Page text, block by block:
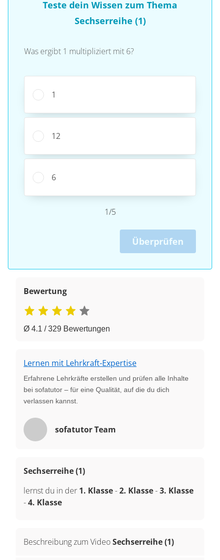
Teste dein Wissen zum Thema
Sechserreihe (1)
Was ergibt 1 multipliziert mit 6?
1
12
6
1/5
Überprüfen
Bewertung
Ø 4.1 / 329 Bewertungen
Lernen mit Lehrkraft-Expertise
Erfahrene Lehrkräfte erstellen und prüfen alle Inhalte
bei sofatutor – für eine Qualität, auf die du dich
verlassen kannst.
sofatutor Team
Sechserreihe (1)
lernst du in der 1. Klasse-2. Klasse-3. Klasse
-4. Klasse
Beschreibung zum VideoSechserreihe (1)